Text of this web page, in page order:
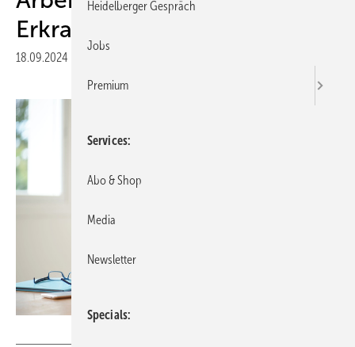
Erkrankungen
18.09.2024
Heidelberger Gespräch
Jobs
Premium
Services
Abo & Shop
Media
Newsletter
Specials